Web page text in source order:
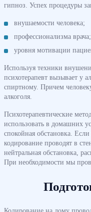
гипноз. Успех процедуры
внушаемости человека;
профессионализма врача;
уровня мотивации
Используя техники
психотерапевт вызывает у
спиртному. Причем
алкоголя.
Психотерапевтические
использовать в домашних
спокойная обстановка.
кодирование проводят в
нейтральная обстановка,
При необходимости мы